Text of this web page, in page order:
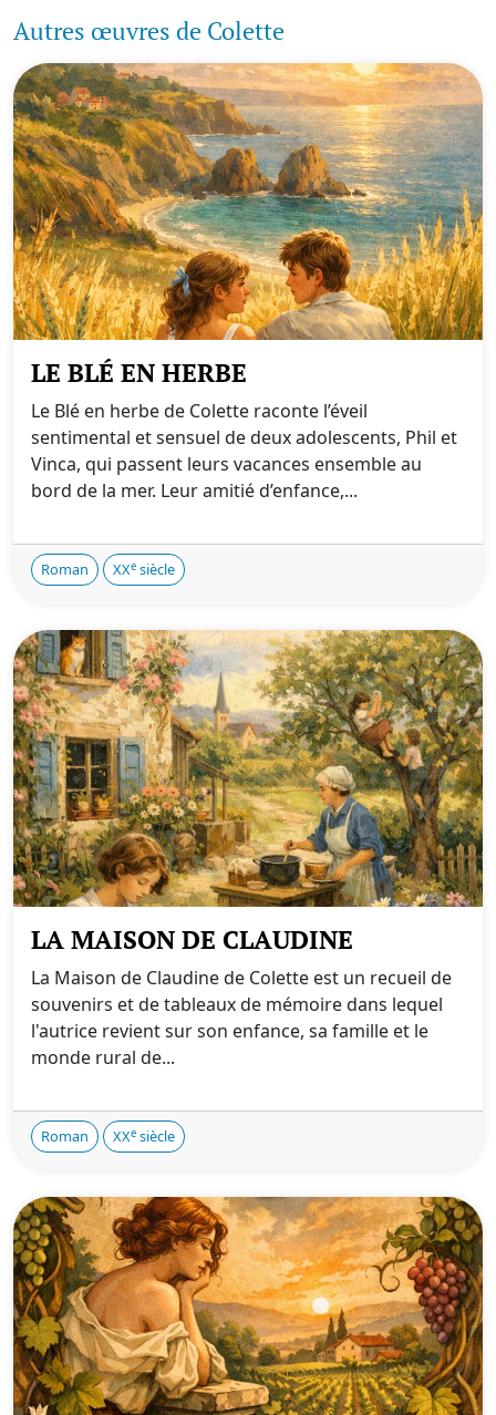
Autres œuvres de Colette
LE BLÉ EN HERBE
Le Blé en herbe de Colette raconte l’éveil
sentimental et sensuel de deux adolescents, Phil et
Vinca, qui passent leurs vacances ensemble au
bord de la mer. Leur amitié d’enfance,...
Roman XXe siècle
LA MAISON DE CLAUDINE
La Maison de Claudine de Colette est un recueil de
souvenirs et de tableaux de mémoire dans lequel
l'autrice revient sur son enfance, sa famille et le
monde rural de...
Roman XXe siècle